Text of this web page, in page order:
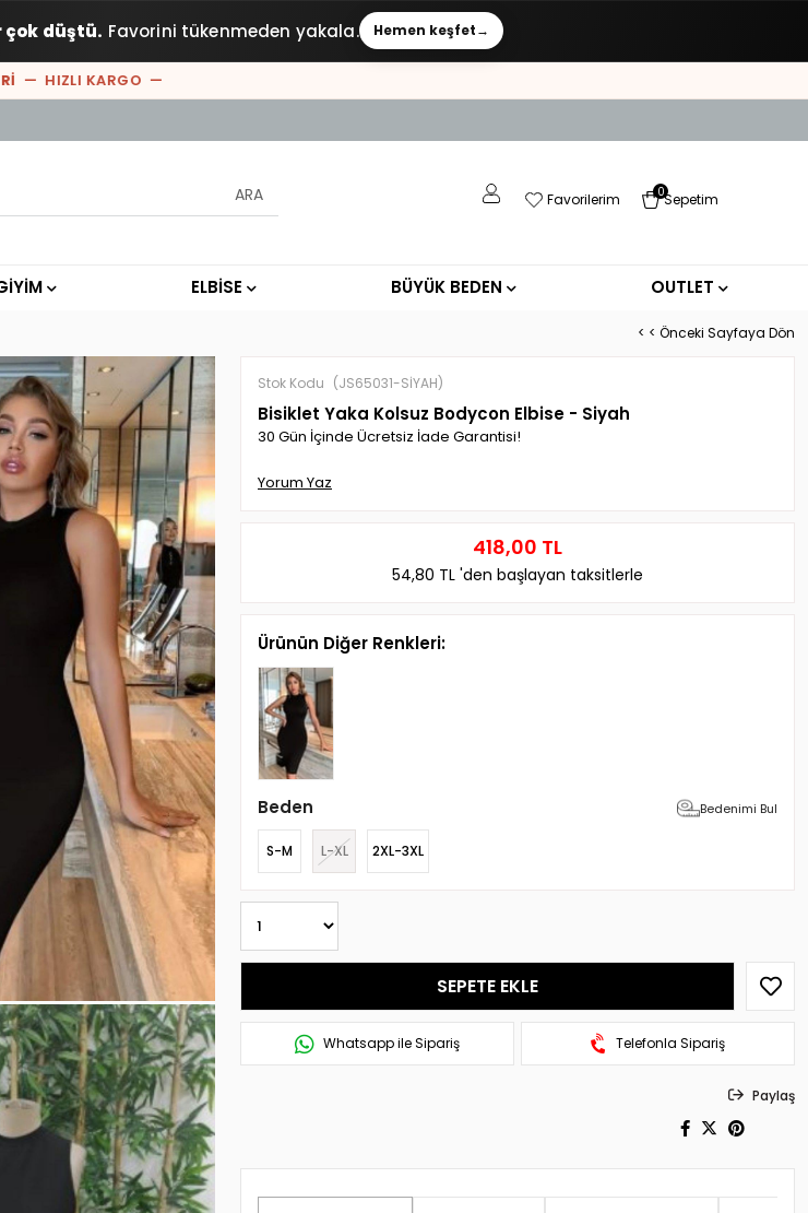
çok düştü. Favorini tükenmeden yakala. Hemen keşfet→
KARGO —
Sepetim
0
Favorilerim
ELBİSE BÜYÜK BEDEN OUTLET
< < Önceki Sayfaya Dön
Stok Kodu (JS65031-SİYAH)
Bisiklet Yaka Kolsuz Bodycon Elbise - Siyah
30 Gün İçinde Ücretsiz İade Garantisi!
Yorum Yaz
418,00 TL
54,80 TL 'den başlayan taksitlerle
Ürünün Diğer Renkleri:
Beden Bedenimi Bul
S-M L-XL 2XL-3XL
Whatsapp ile Sipariş Telefonla Sipariş
Paylaş